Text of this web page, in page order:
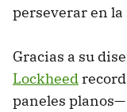
perseverar en la
Gracias a su
Lockheed
paneles